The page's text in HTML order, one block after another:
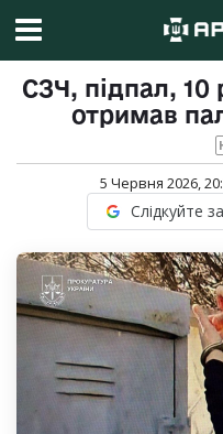
СЗЧ, підпал, 10
отримав
5 Червня 2026,
Слідкуйте